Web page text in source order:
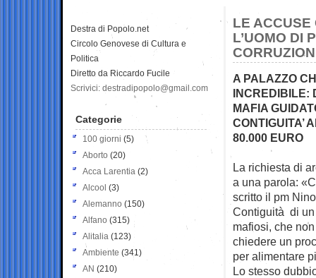
LE ACCUSE
L’UOMO DI
A PALAZZO
INCREDIBILE:
MAFIA
CONTIGUITA’
80.000 EURO
La richiesta di
a una parola:
scritto il pm
Contiguità di
mafiosi, che
chiedere un
per alimentare
Lo stesso
Destra di Popolo.net
Circolo Genovese di Cultura e
Politica
Diretto da Riccardo Fucile
Scrivici: destradipopolo@gmail.com
Categorie
100 giorni (5)
Aborto (20)
Acca Larentia (2)
Alcool (3)
Alemanno (150)
Alfano (315)
Alitalia (123)
Ambiente (341)
AN (210)